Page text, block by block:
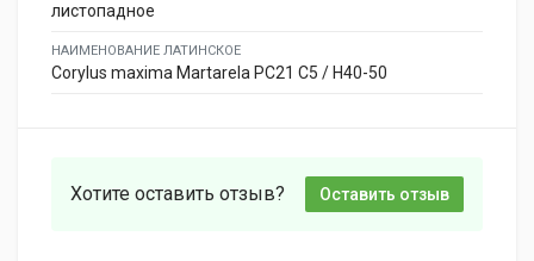
листопадное
НАИМЕНОВАНИЕ ЛАТИНСКОЕ
Corylus maxima Martarela PC21 C5 / H40-50
Хотите оставить отзыв? Оставить отзыв